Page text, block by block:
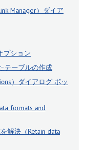
Manager）ダイア
プション
テーブルの作成
）ダイアログ ボッ
formats and
解決（Retain data